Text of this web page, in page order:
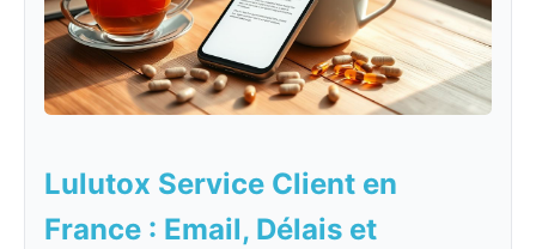
Lulutox Service Client en
France : Email, Délais et